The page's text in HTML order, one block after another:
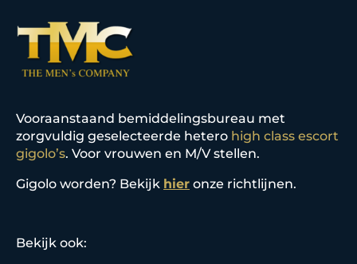
Vooraanstaand bemiddelingsbureau met
zorgvuldig geselecteerde hetero high class escort
gigolo’s. Voor vrouwen en M/V stellen.
Gigolo worden? Bekijk hier onze richtlijnen.
Bekijk ook: